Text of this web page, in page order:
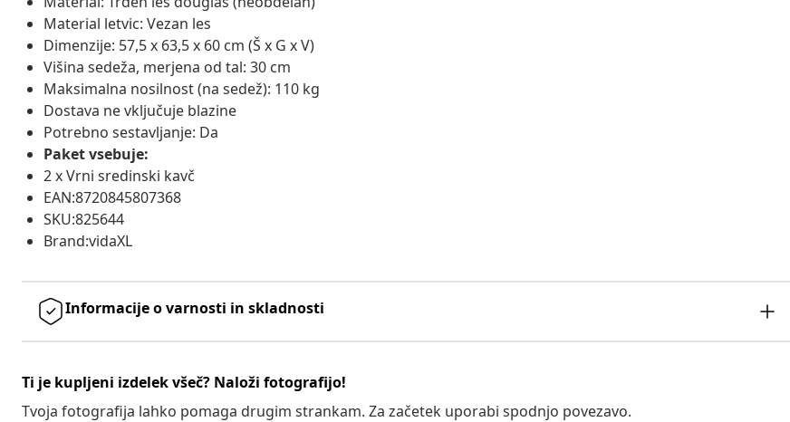
Material letvic: Vezan les
Dimenzije: 57,5 x 63,5 x 60 cm (Š x G x V)
Višina sedeža, merjena od tal: 30 cm
Maksimalna nosilnost (na sedež): 110 kg
Dostava ne vključuje blazine
Potrebno sestavljanje: Da
Paket vsebuje:
2 x Vrni sredinski kavč
EAN:8720845807368
SKU:825644
Brand:vidaXL
Informacije o varnosti in skladnosti
Ti je kupljeni izdelek všeč? Naloži fotografijo!
Tvoja fotografija lahko pomaga drugim strankam. Za začetek uporabi spodnjo povezavo.